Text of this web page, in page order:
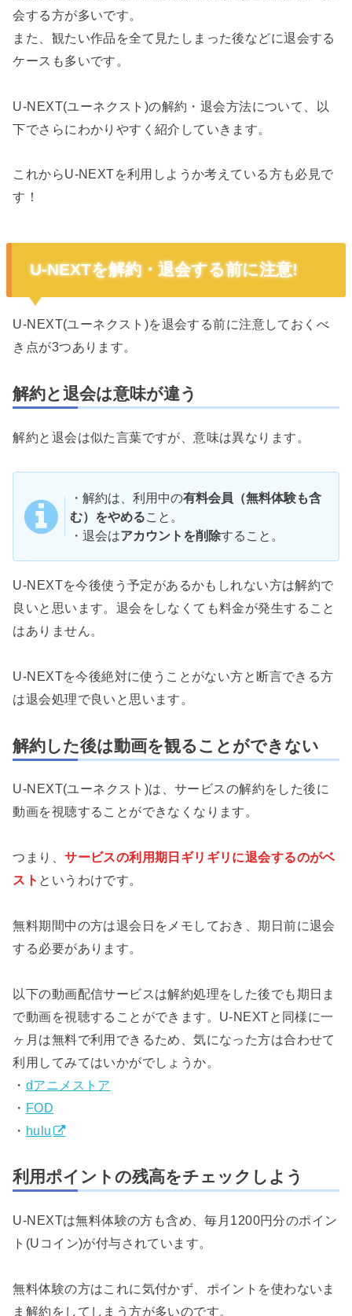
会する方が多いです。
また、観たい作品を全て見たしまった後などに退会する
ケースも多いです。
U-NEXT(ユーネクスト)の解約・退会方法について、以
下でさらにわかりやすく紹介していきます。
これからU-NEXTを利用しようか考えている方も必見で
す！
U-NEXTを解約・退会する前に注意!
U-NEXT(ユーネクスト)を退会する前に注意しておくべ
き点が3つあります。
解約と退会は意味が違う
解約と退会は似た言葉ですが、意味は異なります。
・解約は、利用中の有料会員（無料体験も含
む）をやめる こと。
・退会はアカウントを削除すること。
U-NEXTを今後使う予定があるかもしれない方は解約で
良いと思います。退会をしなくても料金が発生すること
はありません。
U-NEXTを今後絶対に使うことがない方と断言できる方
は退会処理で良いと思います。
解約した後は動画を観ることができない
U-NEXT(ユーネクスト)は、サービスの解約をした後に
動画を視聴することができなくなります。
つまり、サービスの利用期日ギリギリに退会するのがベ
スト というわけです。
無料期間中の方は退会日をメモしておき、期日前に退会
する必要があります。
以下の動画配信サービスは解約処理をした後でも期日ま
で動画を視聴することができます。U-NEXTと同様に一
ヶ月は無料で利用できるため、気になった方は合わせて
利用してみてはいかがでしょうか。
・ dアニメストア
・ FOD
・ hulu
利用ポイントの残高をチェックしよう
U-NEXTは無料体験の方も含め、毎月1200円分のポイン
ト(Uコイン)が付与されています。
無料体験の方はこれに気付かず、ポイントを使わないま
ま解約をしてしまう方が多いのです。